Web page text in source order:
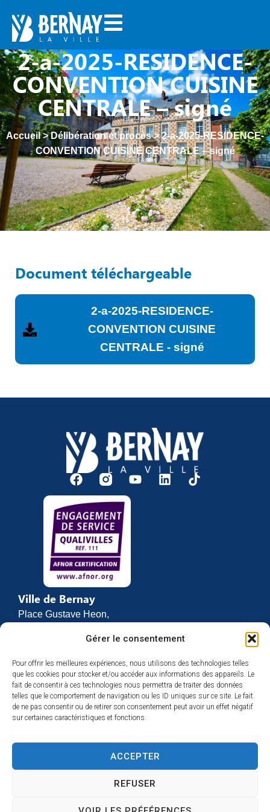
Gérer le consentement
Pour offrir les meilleures expériences, nous utilisons des technologies telles
que les cookies pour stocker et/ou accéder aux informations des appareils. Le
fait de consentir à ces technologies nous permettra de traiter des données
telles que le comportement de navigation ou les ID uniques sur ce site. Le fait
de ne pas consentir ou de retirer son consentement peut avoir un effet négatif
sur certaines caractéristiques et fonctions.
ACCEPTER
REFUSER
2-a-2025-RESIDENCE-
CONVENTION CUISINE
CENTRALE – signé
Accueil>Délibération et procès>2-a-2025-RESIDENCE-
CONVENTION CUISINE CENTRALE – signé
Document téléchargeable
2-a-2025-RESIDENCE-
CONVENTION CUISINE
CENTRALE - signé
Ville de Bernay
Place Gustave Heon,
27307 BERNAY
02 32 46 63 00
Contact
Horaires d’ouverture
Du lundi au vendredi :
et de 13h30 à 17h